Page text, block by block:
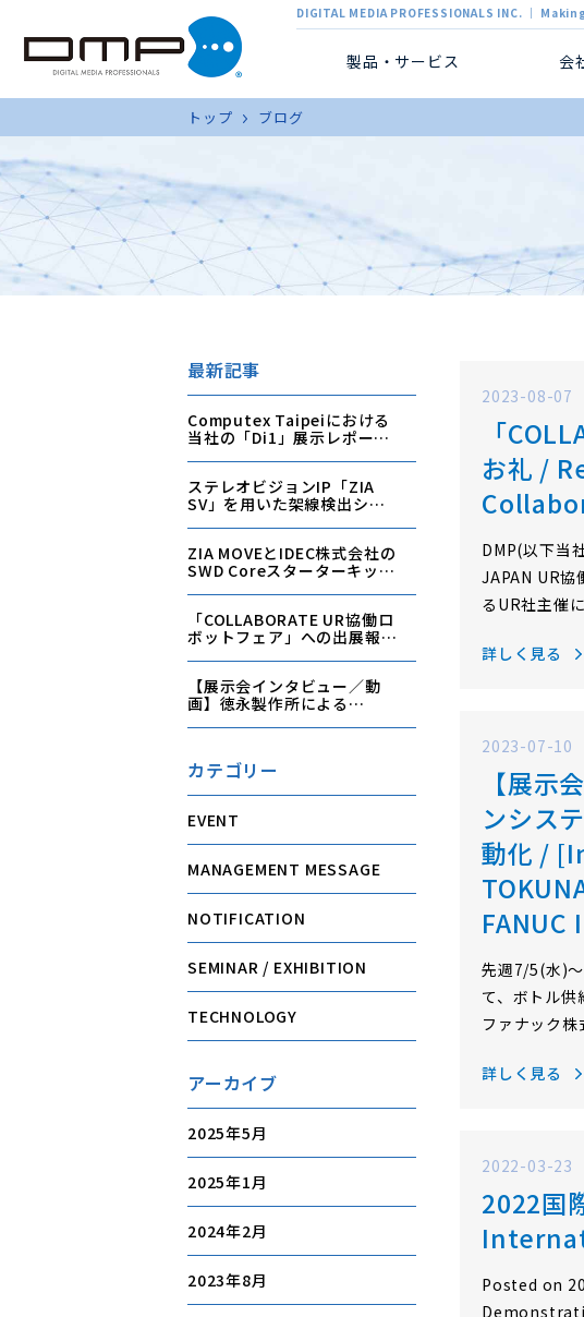
DIGITAL MEDIA PROFESSIONALS INC. ｜
製品・サービス 会
トップ ブログ
最新記事
Computex Taipeiにおける
当社の「Di1」展示レポート
Computex Taipei
ステレオビジョンIP「ZIA
SV」を用いた架線検出シス
Experiment of Overhead
Line Detection System
Using Stereo Vision IP
“ZIA SV”
ZIA MOVEとIDEC株式会社の
SWD Coreスターターキット
MOVE and IDEC’s SWD
Core Starter Kit
「COLLABORATE UR協働ロ
ボットフェア」への出展報告
“COLLABORATE UR
Collaborative Robot Fair”
【展示会インタビュー／動
画】徳永製作所による
/ [Interview/Movie]
Automated Bottle
Corporation using
Cambrian Vision System
and FANUC Industrial
Robot
カテゴリー
EVENT
MANAGEMENT MESSAGE
NOTIFICATION
SEMINAR / EXHIBITION
TECHNOLOGY
アーカイブ
2025年5月
2025年1月
2024年2月
2023年8月
2023-08-07
「
お礼 /
DMP(以下当
JAPAN UR協
るUR社主催
では、イベン
詳しく見る
2023-07-10
【展示
ンシス
動化 /
先週7/5(水)
て、ボトル
ファナック
友宏様(FA機
詳しく見る
2022-03-23
2022国
Posted on